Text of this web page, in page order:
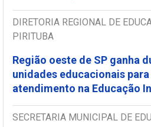
DIRETORIA REGIONAL DE
PIRITUBA
Região oeste de SP ganha
unidades educacionais
atendimento na Educação
SECRETARIA MUNICIPAL DE